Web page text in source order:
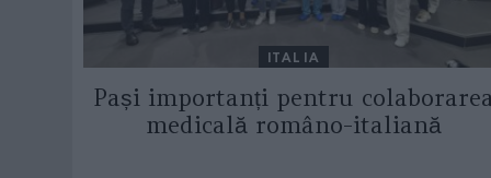
ITALIA
Pași importanți pentru
medicală româno-italiană